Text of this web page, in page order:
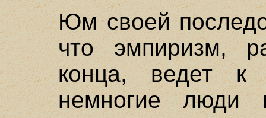
Юм своей
что эмпиризм,
конца, ведет к
немногие люди